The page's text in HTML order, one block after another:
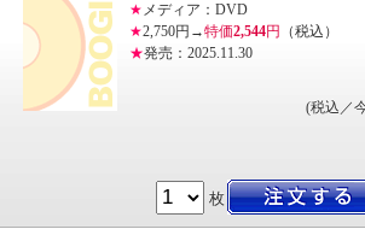
★ メディア：DVD
★2,750円→特価2,544円
（税込）
★発売：2025.11.30
(税込／
枚